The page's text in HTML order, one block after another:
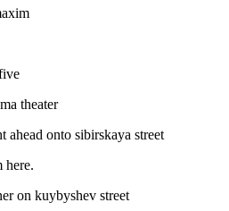
theater
ahead onto sibirskaya street
here.
on kuybyshev street